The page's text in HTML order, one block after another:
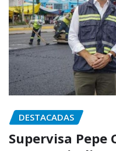
DESTACADAS
Supervisa Pepe